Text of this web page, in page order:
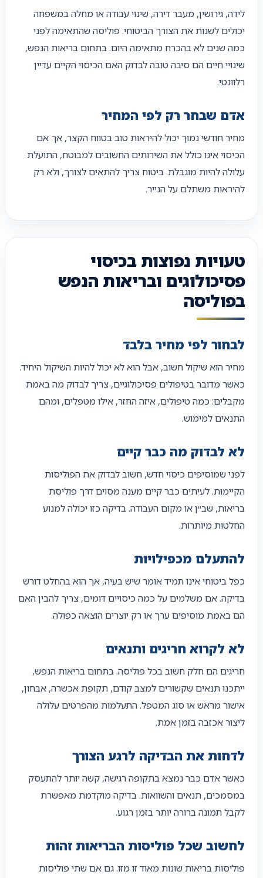
לידה, גירושין, מעבר דירה, שינוי עבודה או מחלה במשפחה
יכולים לשנות את הצורך הביטוחי. פוליסה שהתאימה לפני
כמה שנים לא בהכרח מתאימה היום. בתחום בריאות הנפש,
שינויי חיים הם סיבה טובה לבדוק האם הכיסוי הקיים עדיין
רלוונטי.
אדם שבחר רק לפי המחיר
מחיר חודשי נמוך יכול להיראות טוב בטווח הקצר, אך אם
הכיסוי אינו כולל את השירותים החשובים למבוטח, התועלת
עלולה להיות מוגבלת. ביטוח צריך להתאים לצורך, ולא רק
להיראות משתלם על הנייר.
טעויות נפוצות בכיסוי
פסיכולוגים ובריאות הנפש
בפוליסה
לבחור לפי מחיר בלבד
מחיר הוא שיקול חשוב, אבל הוא לא יכול להיות השיקול היחיד.
כאשר מדובר בטיפולים פסיכולוגיים, צריך לבדוק מה באמת
מקבלים: כמה טיפולים, איזה החזר, אילו מטפלים, ומהם
התנאים למימוש.
לא לבדוק מה כבר קיים
לפני שמוסיפים כיסוי חדש, חשוב לבדוק את הפוליסות
הקיימות. לעיתים כבר קיים מענה מסוים דרך פוליסת
בריאות, שב״ן או מקום העבודה. בדיקה כזו יכולה למנוע
החלטות מיותרות.
להתעלם מכפילויות
כפל ביטוחי אינו תמיד אומר שיש בעיה, אך הוא בהחלט דורש
בדיקה. אם משלמים על כמה כיסויים דומים, צריך להבין האם
הם באמת מוסיפים ערך או רק יוצרים הוצאה כפולה.
לא לקרוא חריגים ותנאים
חריגים הם חלק חשוב בכל פוליסה. בתחום בריאות הנפש,
ייתכנו תנאים שקשורים למצב קודם, תקופת אכשרה, אבחון,
אישור מראש או סוג המטפל. התעלמות מהפרטים עלולה
ליצור אכזבה בזמן אמת.
לדחות את הבדיקה לרגע הצורך
כאשר אדם כבר נמצא בתקופה רגישה, קשה יותר להתעסק
במסמכים, תנאים והשוואות. בדיקה מוקדמת מאפשרת
לקבל תמונה ברורה יותר בזמן רגוע.
לחשוב שכל פוליסות הבריאות זהות
פוליסות בריאות שונות מאוד זו מזו. גם אם שתי פוליסות